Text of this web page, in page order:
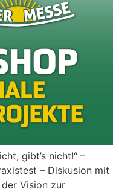
gibt’s nicht!“ –
– Diskusion mit
Vision zur